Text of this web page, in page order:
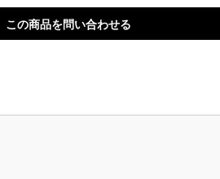
この商品を問い合わせる